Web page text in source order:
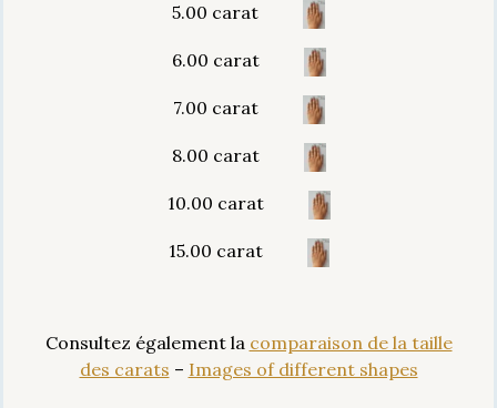
5.00 carat
6.00 carat
7.00 carat
8.00 carat
10.00 carat
15.00 carat
Consultez également la comparaison de la taille
des carats – Images of different shapes